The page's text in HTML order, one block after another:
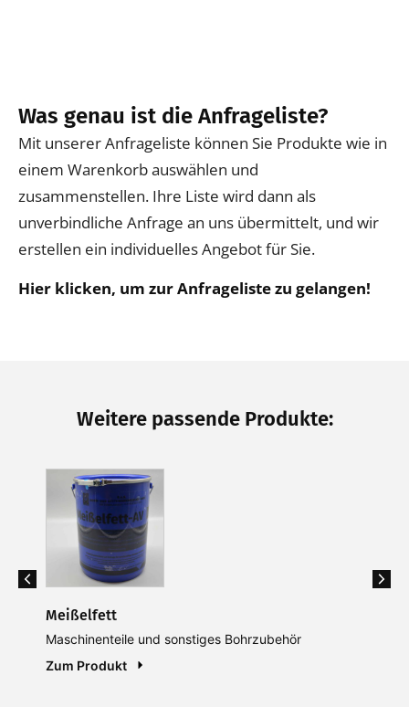
Was genau ist die Anfrageliste?
Mit unserer Anfrageliste können Sie Produkte wie in
einem Warenkorb auswählen und
zusammenstellen. Ihre Liste wird dann als
unverbindliche Anfrage an uns übermittelt, und wir
erstellen ein individuelles Angebot für Sie.
Hier klicken, um zur Anfrageliste zu gelangen!
Weitere passende Produkte:
und sonstiges Bohrzubehör